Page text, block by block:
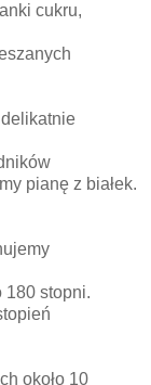
cukru,
pianę z białek.
180 stopni.
około 10